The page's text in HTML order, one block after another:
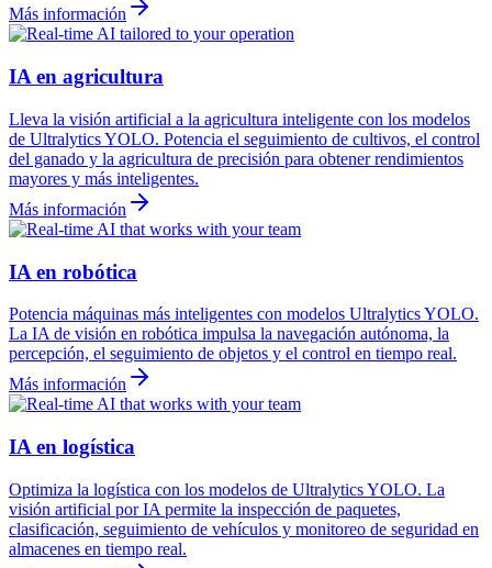
Más información
IA en agricultura
Lleva la visión artificial a la agricultura inteligente con los modelos
de Ultralytics YOLO. Potencia el seguimiento de cultivos, el control
del ganado y la agricultura de precisión para obtener rendimientos
mayores y más inteligentes.
Más información
IA en robótica
Potencia máquinas más inteligentes con modelos Ultralytics YOLO.
La IA de visión en robótica impulsa la navegación autónoma, la
percepción, el seguimiento de objetos y el control en tiempo real.
Más información
IA en logística
Optimiza la logística con los modelos de Ultralytics YOLO. La
visión artificial por IA permite la inspección de paquetes,
clasificación, seguimiento de vehículos y monitoreo de seguridad en
almacenes en tiempo real.